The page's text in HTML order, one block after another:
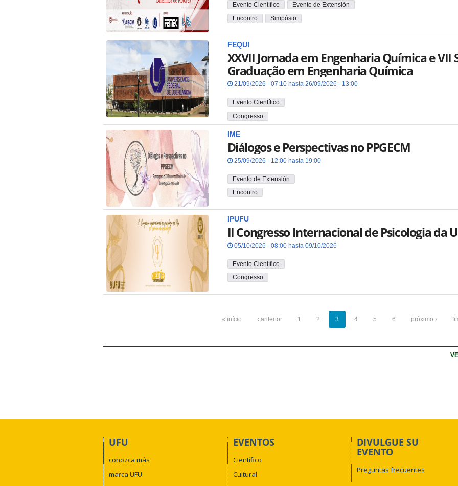
Evento Científico
Evento de Extensión
Encontro
Simpósio
FEQUI
XXVII Jornada em Engenharia Química e VII
Graduação em Engenharia Química
21/09/2026 - 07:10 hasta 26/09/2026 - 13:00
Evento Científico
Congresso
IME
Diálogos e Perspectivas no PPGECM
25/09/2026 - 12:00 hasta 19:00
Evento de Extensión
Encontro
IPUFU
II Congresso Internacional de Psicologia da
05/10/2026 - 08:00 hasta 09/10/2026
Evento Científico
Congresso
« início ‹ anterior 1 2 3 4 5 6 próximo ›
UFU
conozca más
marca UFU
EVENTOS
Científico
Cultural
DIVULGUE SU
EVENTO
Preguntas frecuentes